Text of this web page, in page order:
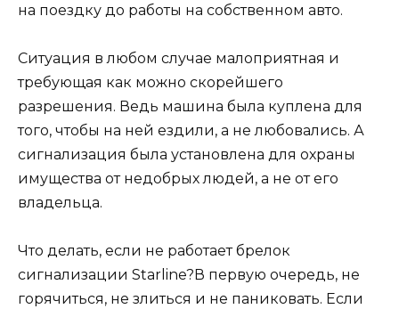
на поездку до работы на собственном авто.
Ситуация в любом случае малоприятная и
требующая как можно скорейшего
разрешения. Ведь машина была куплена для
того, чтобы на ней ездили, а не любовались. А
сигнализация была установлена для охраны
имущества от недобрых людей, а не от его
владельца.
Что делать, если не работает брелок
сигнализации Starline?В первую очередь, не
горячиться, не злиться и не паниковать. Если